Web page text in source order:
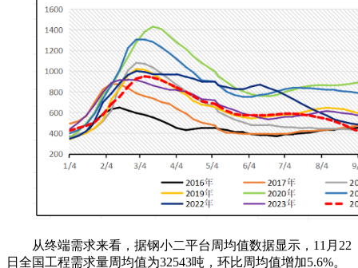
从终端需求来看，据钢小二平台周均值数据显示，11月22
日全国工程需求量周均值为32543吨，环比周均值增加5.6%。